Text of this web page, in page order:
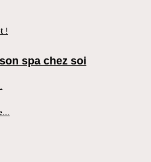
!
spa chez soi